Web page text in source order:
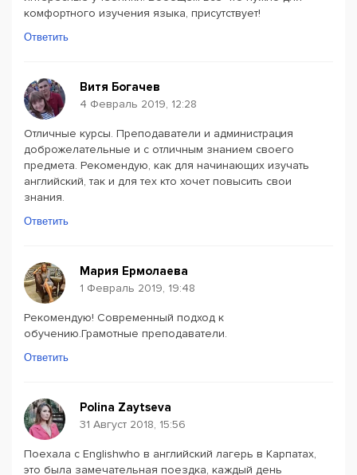
комфортного изучения языка, присутствует!
Ответить
Витя Богачев
4 Февраль 2019, 12:28
Отличные курсы. Преподаватели и администрация
доброжелательные и с отличным знанием своего
предмета. Рекомендую, как для начинающих изучать
английский, так и для тех кто хочет повысить свои
знания.
Ответить
Мария Ермолаева
1 Февраль 2019, 19:48
Рекомендую! Современный подход к
обучению.Грамотные преподаватели.
Ответить
Polina Zaytseva
31 Август 2018, 15:56
Поехала с Englishwho в английский лагерь в Карпатах,
это была замечательная поездка, каждый день